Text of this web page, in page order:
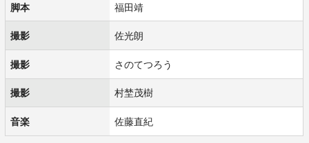
脚本 福田靖
撮影 佐光朗
撮影 さのてつろう
撮影 村埜茂樹
音楽 佐藤直紀